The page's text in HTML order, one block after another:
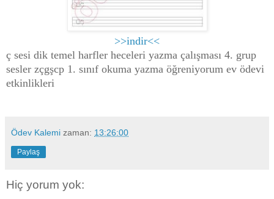
>>indir<<
ç sesi dik temel harfler heceleri yazma çalışması 4. grup
sesler zçgşcp 1. sınıf okuma yazma öğreniyorum ev ödevi
etkinlikleri
Ödev Kalemi zaman: 13:26:00
Paylaş
Hiç yorum yok: